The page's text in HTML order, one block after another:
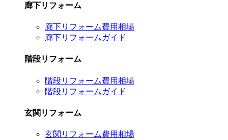
廊下リフォーム
廊下リフォーム費用相場
廊下リフォームガイド
階段リフォーム
階段リフォーム費用相場
階段リフォームガイド
玄関リフォーム
玄関リフォーム費用相場